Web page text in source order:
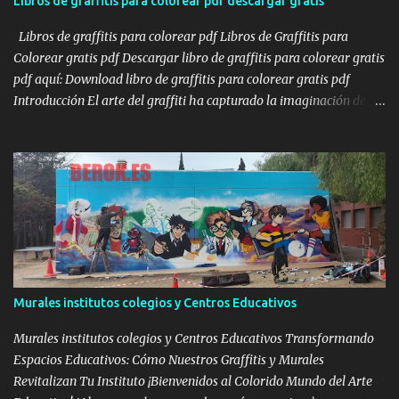
de Barcelona Así que ya sabéis, si os gustan los graffitis en
persianas de Barcelona, o queréis graffitis para...
Libros de graffitis para colorear pdf Libros de Graffitis para
Colorear gratis pdf Descargar libro de graffitis para colorear gratis
pdf aquí: Download libro de graffitis para colorear gratis pdf
Introducción El arte del graffiti ha capturado la imaginación de
los libros de graffitis para colorear son una excelente opción. A
continuación, te presento una selección de libros disponibles en
línea, algunos gratuitos y otros accesibles, para que puedas
sumergirte en el mundo del graffiti y liberar tu creatividad. Enlace
con láminas de Graffitis para Colorear gratis: Monday Mandala:
Graffiti Coloring Pages Descripción: Ofrece una variedad de
páginas para colorear con diseños de graffiti intrincados y
temáticos. Enlace: Graffiti Coloring Pages Libros de Graffitis para
Colorear baratos: libro-para-colorear-de-graffiti LIBRO DE
COLOREAR GRAFFITI ...
Murales institutos colegios y Centros Educativos
Murales institutos colegios y Centros Educativos Transformando
Espacios Educativos: Cómo Nuestros Graffitis y Murales
Revitalizan Tu Instituto ¡Bienvenidos al Colorido Mundo del Arte